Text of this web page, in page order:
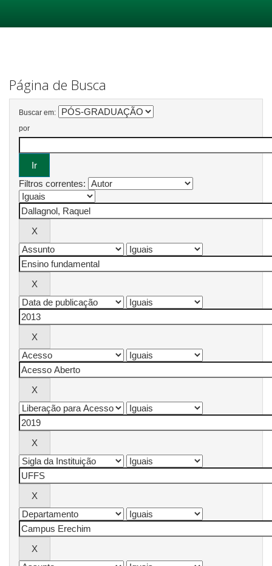
Página de Busca
Buscar em:
por
Filtros correntes: